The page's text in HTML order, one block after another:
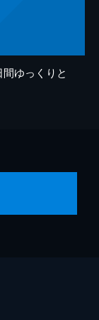
ゆっくりと